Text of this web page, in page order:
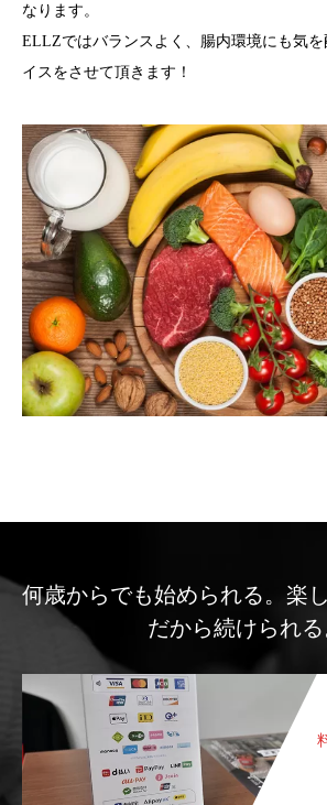
なります。
ELLZではバランスよく、腸内環境にも気
イスをさせて頂きます！
何歳からでも始められる。楽
だから続けられる